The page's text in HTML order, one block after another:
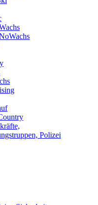
Polizei